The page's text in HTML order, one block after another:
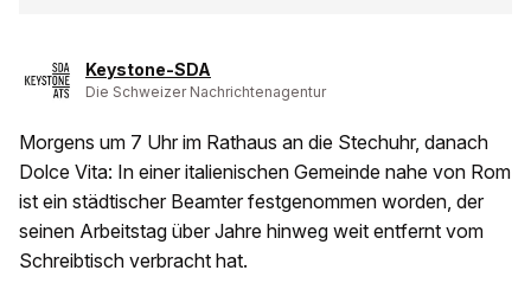
Keystone-SDA
Die Schweizer Nachrichtenagentur
Morgens um 7 Uhr im Rathaus an die Stechuhr, danach
Dolce Vita: In einer italienischen Gemeinde nahe von Rom
ist ein städtischer Beamter festgenommen worden, der
seinen Arbeitstag über Jahre hinweg weit entfernt vom
Schreibtisch verbracht hat.